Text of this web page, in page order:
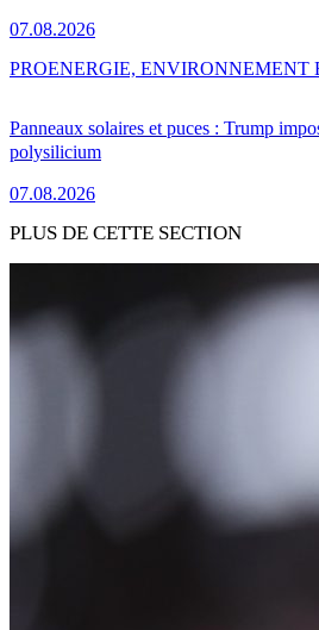
07.08.2026
Panneaux solaires et puces : Trump
polysilicium
07.08.2026
PROENERGIE, ENVIRONNEMENT
PLUS DE CETTE SECTION